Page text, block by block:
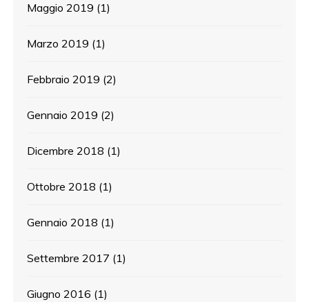
Maggio 2019 (1)
Marzo 2019 (1)
Febbraio 2019 (2)
Gennaio 2019 (2)
Dicembre 2018 (1)
Ottobre 2018 (1)
Gennaio 2018 (1)
Settembre 2017 (1)
Giugno 2016 (1)